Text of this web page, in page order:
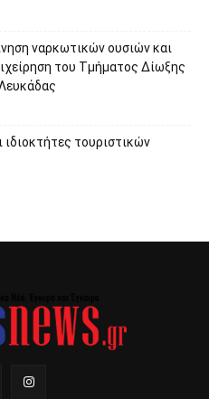
ναρκωτικών ουσιών και
του Τμήματος Δίωξης
ιδιοκτήτες τουριστικών